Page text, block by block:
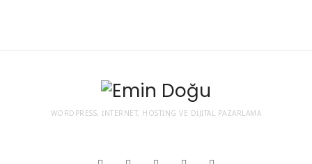
WORDPRESS, İNTERNET, HOSTING VE DIJITAL PAZARLAMA